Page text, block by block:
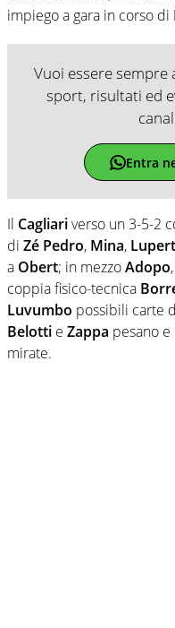
impiego a gara in corso di
Vuoi essere
sport, risultati ed
Entra
Il Cagliariverso un 3-5-2
di Zé Pedro, Mina,
a Obert; in mezzoAdopo,
coppia fisico-tecnica
Luvumbo possibili carte
Belotti e Zappa pesano
mirate.